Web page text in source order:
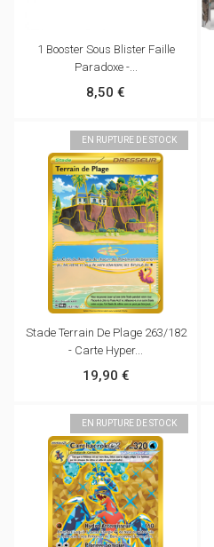
1 Booster Sous Blister Faille
Paradoxe -...
8,50 €
EN RUPTURE DE STOCK
Stade Terrain De Plage 263/182
- Carte Hyper...
19,90 €
EN RUPTURE DE STOCK